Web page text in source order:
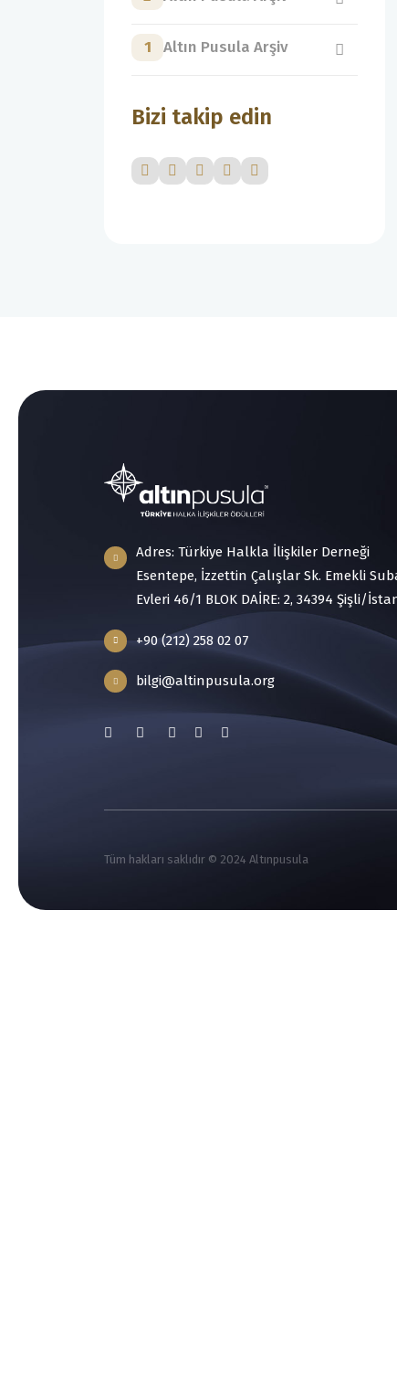
1 Altın Pusula Arşiv
Bizi takip edin
Adres: Türkiye Halkla İlişkiler Derneği
Esentepe, İzzettin Çalışlar Sk. Emekli
Evleri 46/1 BLOK DAİRE: 2, 34394 Şişli/
+90 (212) 258 02 07
bilgi@altinpusula.org
Tüm hakları saklıdır © 2024 Altınpusula